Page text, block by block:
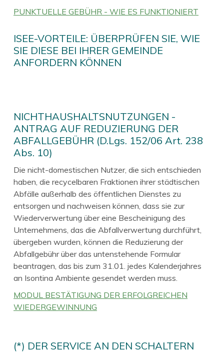
PUNKTUELLE GEBÜHR - WIE ES FUNKTIONIERT
ISEE-VORTEILE: ÜBERPRÜFEN SIE, WIE
SIE DIESE BEI IHRER GEMEINDE
ANFORDERN KÖNNEN
NICHTHAUSHALTSNUTZUNGEN -
ANTRAG AUF REDUZIERUNG DER
ABFALLGEBÜHR (D.Lgs. 152/06 Art. 238
Abs. 10)
Die nicht-domestischen Nutzer, die sich entschieden
haben, die recycelbaren Fraktionen ihrer städtischen
Abfälle außerhalb des öffentlichen Dienstes zu
entsorgen und nachweisen können, dass sie zur
Wiederverwertung über eine Bescheinigung des
Unternehmens, das die Abfallverwertung durchführt,
übergeben wurden, können die Reduzierung der
Abfallgebühr über das untenstehende Formular
beantragen, das bis zum 31.01. jedes Kalenderjahres
an Isontina Ambiente gesendet werden muss.
MODUL BESTÄTIGUNG DER ERFOLGREICHEN
WIEDERGEWINNUNG
(*) DER SERVICE AN DEN SCHALTERN